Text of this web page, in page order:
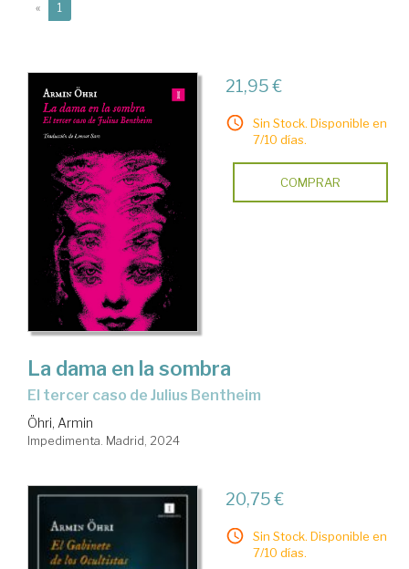
« 1
21,95 €
Sin Stock. Disponible en
7/10 días.
COMPRAR
La dama en la sombra
El tercer caso de Julius Bentheim
Öhri, Armin
Impedimenta. Madrid, 2024
20,75 €
Sin Stock. Disponible en
7/10 días.